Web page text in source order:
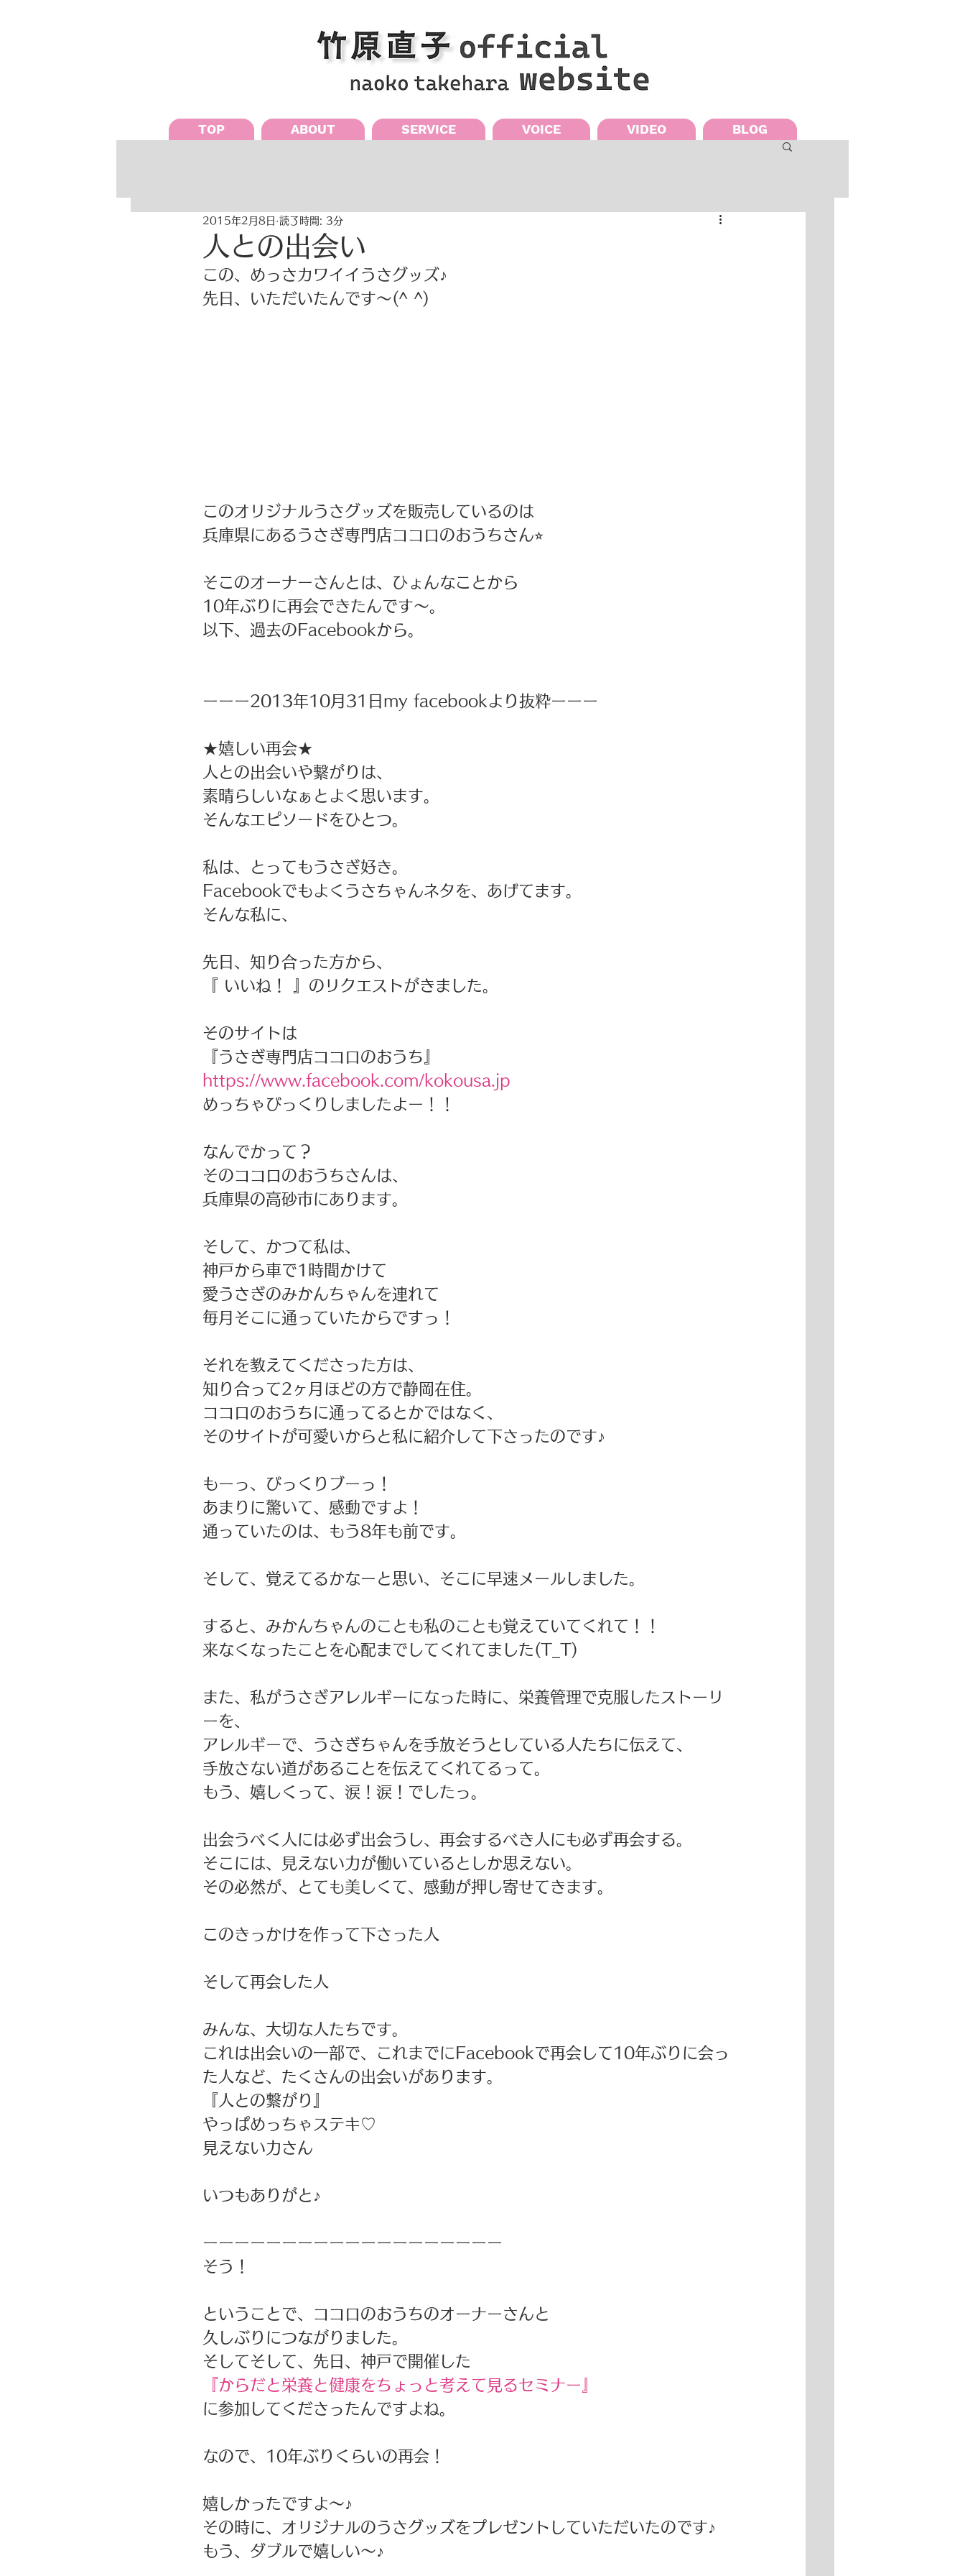
TOP ABOUT SERVICE VOICE VIDEO BLOG
人との出会い
2015年2月8日 読了時間: 3分
この、めっさカワイイうさグッズ♪
先日、いただいたんです〜(^ ^)
このオリジナルうさグッズを販売しているのは
兵庫県にあるうさぎ専門店ココロのおうちさん⭐︎
そこのオーナーさんとは、ひょんなことから
10年ぶりに再会できたんです〜。
以下、過去のFacebookから。
ーーー2013年10月31日my facebookより抜粋ーーー
★嬉しい再会★
人との出会いや繋がりは、
素晴らしいなぁとよく思います。
そんなエピソードをひとつ。
私は、とってもうさぎ好き。
Facebookでもよくうさちゃんネタを、あげてます。
そんな私に、
先日、知り合った方から、
『 いいね！ 』のリクエストがきました。
そのサイトは
『うさぎ専門店ココロのおうち』
https://www.facebook.com/kokousa.jp
めっちゃびっくりしましたよー！！
なんでかって？
そのココロのおうちさんは、
兵庫県の高砂市にあります。
そして、かつて私は、
神戸から車で1時間かけて
愛うさぎのみかんちゃんを連れて
毎月そこに通っていたからですっ！
それを教えてくださった方は、
知り合って2ヶ月ほどの方で静岡在住。
ココロのおうちに通ってるとかではなく、
そのサイトが可愛いからと私に紹介して下さったのです♪
もーっ、びっくりブーっ！
あまりに驚いて、感動ですよ！
通っていたのは、もう8年も前です。
そして、覚えてるかなーと思い、そこに早速メールしました。
すると、みかんちゃんのことも私のことも覚えていてくれて！！
来なくなったことを心配までしてくれてました(T_T)
また、私がうさぎアレルギーになった時に、栄養管理で克服したストーリ
ーを、
アレルギーで、うさぎちゃんを手放そうとしている人たちに伝えて、
手放さない道があることを伝えてくれてるって。
もう、嬉しくって、涙！涙！でしたっ。
出会うべく人には必ず出会うし、再会するべき人にも必ず再会する。
そこには、見えない力が働いているとしか思えない。
その必然が、とても美しくて、感動が押し寄せてきます。
このきっかけを作って下さった人
そして再会した人
みんな、大切な人たちです。
これは出会いの一部で、これまでにFacebookで再会して10年ぶりに会っ
た人など、たくさんの出会いがあります。
『人との繋がり』
やっぱめっちゃステキ♡
見えない力さん
いつもありがと♪
ーーーーーーーーーーーーーーーーーーー
そう！
ということで、ココロのおうちのオーナーさんと
久しぶりにつながりました。
そしてそして、先日、神戸で開催した
『からだと栄養と健康をちょっと考えて見るセミナー』
に参加してくださったんですよね。
なので、10年ぶりくらいの再会！
嬉しかったですよ〜♪
その時に、オリジナルのうさグッズをプレゼントしていただいたのです♪
もう、ダブルで嬉しい〜♪